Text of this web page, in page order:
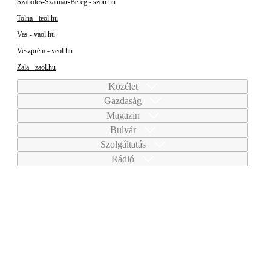
Szabolcs-Szatmár-Bereg - szon.hu
Tolna - teol.hu
Vas - vaol.hu
Veszprém - veol.hu
Zala - zaol.hu
Közélet
Gazdaság
Magazin
Bulvár
Szolgáltatás
Rádió